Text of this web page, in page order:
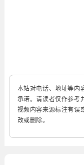
本站对电话、地址等内
承诺。请读者仅作参考
视频内容来源标注有误
改或删除。